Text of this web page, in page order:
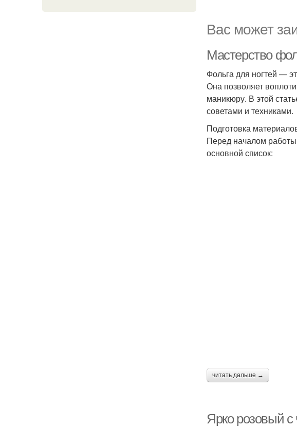
Вас может
Мастерство
Фольга для ногтей —
Она позволяет
маникюру. В этой
советами и техниками.
Подготовка
Перед началом
основной список:
читать дальше →
Ярко розовый